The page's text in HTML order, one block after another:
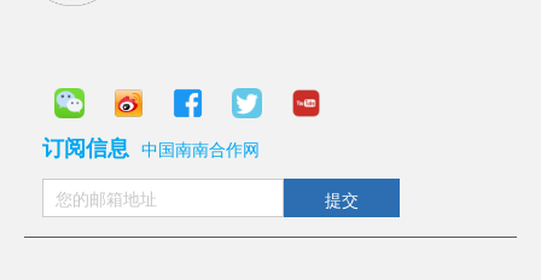
订阅信息 中国南南合作网
提交